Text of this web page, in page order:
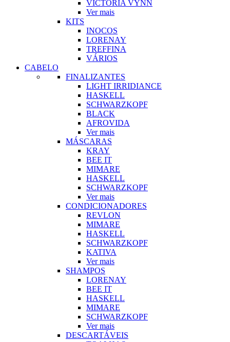
VICTORIA VYNN
Ver mais
KITS
INOCOS
LORENAY
TREFFINA
VÁRIOS
CABELO
FINALIZANTES
LIGHT IRRIDIANCE
HASKELL
SCHWARZKOPF
BLACK
AFROVIDA
Ver mais
MÁSCARAS
KRAY
BEE IT
MIMARE
HASKELL
SCHWARZKOPF
Ver mais
CONDICIONADORES
REVLON
MIMARE
HASKELL
SCHWARZKOPF
KATIVA
Ver mais
SHAMPOS
LORENAY
BEE IT
HASKELL
MIMARE
SCHWARZKOPF
Ver mais
DESCARTÁVEIS